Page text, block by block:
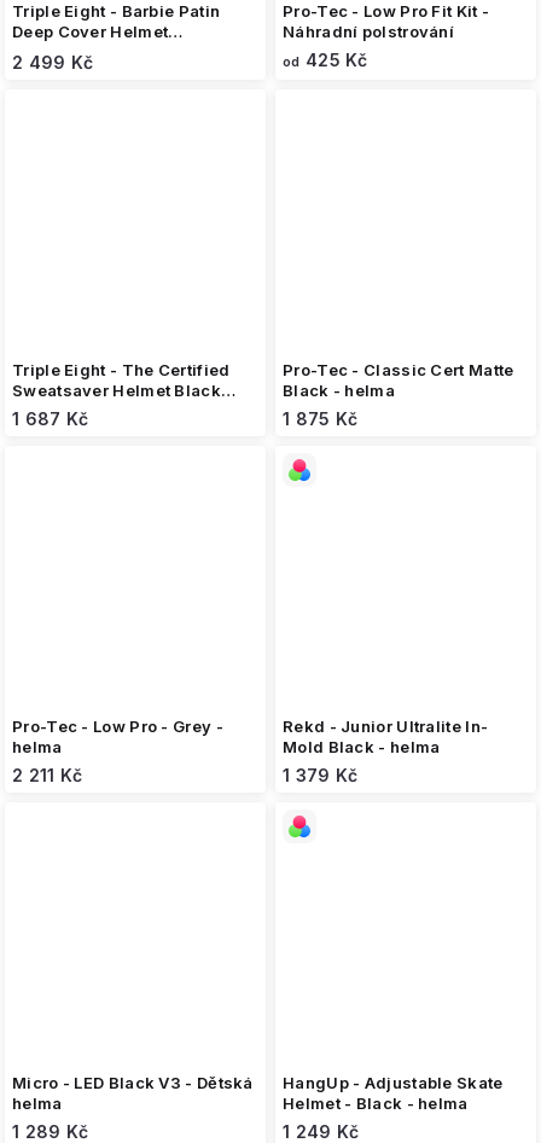
Triple Eight - Barbie Patin
Deep Cover Helmet
Chameleon - helma
2 499 Kč
Pro-Tec - Low Pro Fit Kit -
Náhradní polstrování
od 425 Kč
Triple Eight - The Certified
Sweatsaver Helmet Black
Glossy - helma
1 687 Kč
Pro-Tec - Classic Cert Matte
Black - helma
1 875 Kč
Pro-Tec - Low Pro - Grey -
helma
2 211 Kč
Rekd - Junior Ultralite In-
Mold Black - helma
1 379 Kč
Micro - LED Black V3 - Dětská
helma
1 289 Kč
HangUp - Adjustable Skate
Helmet - Black - helma
1 249 Kč